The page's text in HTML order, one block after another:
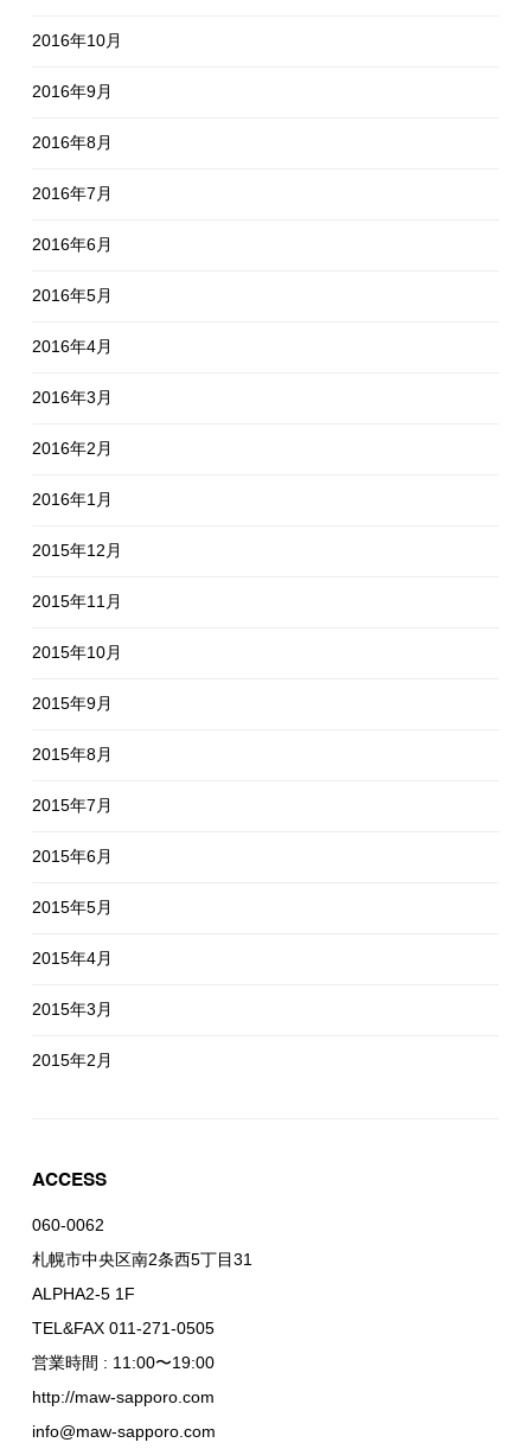
2016年10月
2016年9月
2016年8月
2016年7月
2016年6月
2016年5月
2016年4月
2016年3月
2016年2月
2016年1月
2015年12月
2015年11月
2015年10月
2015年9月
2015年8月
2015年7月
2015年6月
2015年5月
2015年4月
2015年3月
2015年2月
ACCESS
060-0062
札幌市中央区南2条西5丁目31
ALPHA2-5 1F
TEL&FAX 011-271-0505
営業時間 : 11:00〜19:00
http://maw-sapporo.com
info@maw-sapporo.com